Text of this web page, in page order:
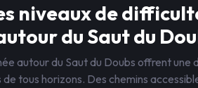
niveaux de
du Saut du
autour du Saut du Doubs offrent
tous horizons. Des chemins